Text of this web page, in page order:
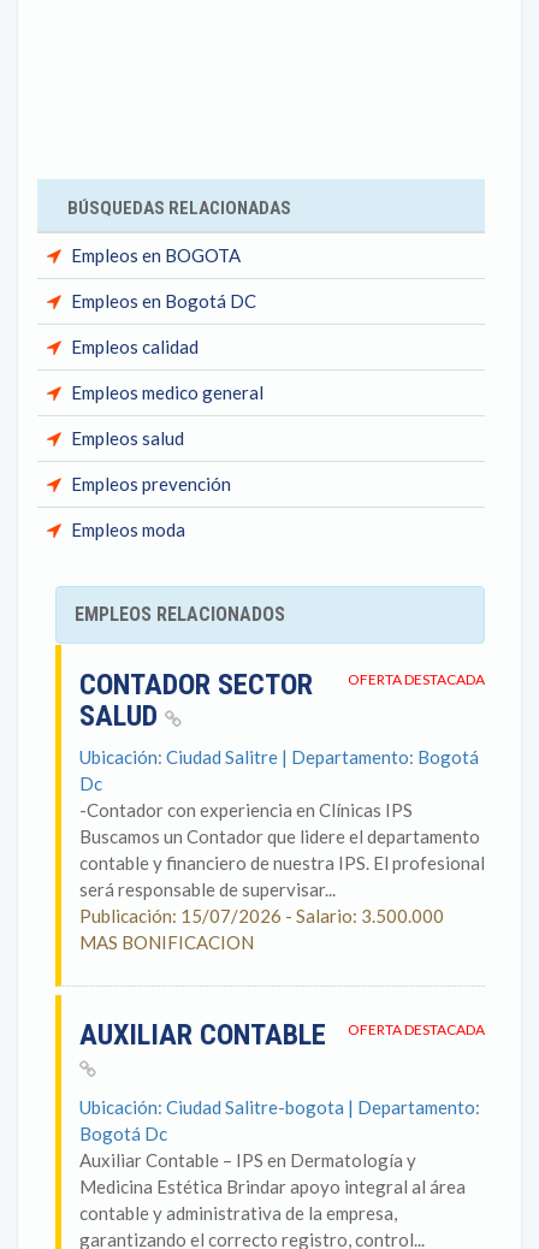
BÚSQUEDAS RELACIONADAS
Empleos en BOGOTA
Empleos en Bogotá DC
Empleos calidad
Empleos medico general
Empleos salud
Empleos prevención
Empleos moda
EMPLEOS RELACIONADOS
OFERTA DESTACADA
CONTADOR SECTOR
SALUD
Ubicación: Ciudad Salitre | Departamento: Bogotá
Dc
-Contador con experiencia en Clínicas IPS
Buscamos un Contador que lidere el departamento
contable y financiero de nuestra IPS. El profesional
será responsable de supervisar...
Publicación: 15/07/2026 - Salario: 3.500.000
MAS BONIFICACION
OFERTA DESTACADA
AUXILIAR CONTABLE
Ubicación: Ciudad Salitre-bogota | Departamento:
Bogotá Dc
Auxiliar Contable – IPS en Dermatología y
Medicina Estética Brindar apoyo integral al área
contable y administrativa de la empresa,
garantizando el correcto registro, control...